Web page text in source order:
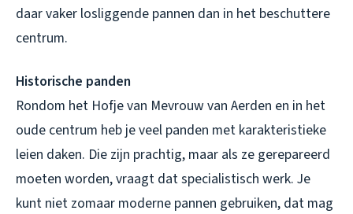
daar vaker losliggende pannen dan in het beschuttere
centrum.
Historische panden
Rondom het Hofje van Mevrouw van Aerden en in het
oude centrum heb je veel panden met karakteristieke
leien daken. Die zijn prachtig, maar als ze gerepareerd
moeten worden, vraagt dat specialistisch werk. Je
kunt niet zomaar moderne pannen gebruiken, dat mag